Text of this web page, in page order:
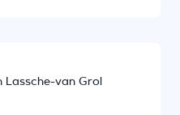
Lassche-van Grol